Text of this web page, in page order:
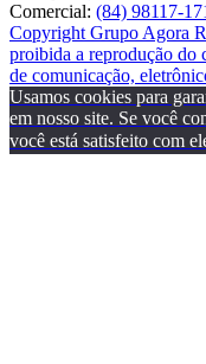
Comercial: (84) 98117-
Copyright Grupo Agora
proibida a reprodução do
de comunicação,
Usamos cookies para
em nosso site. Se você
você está satisfeito com